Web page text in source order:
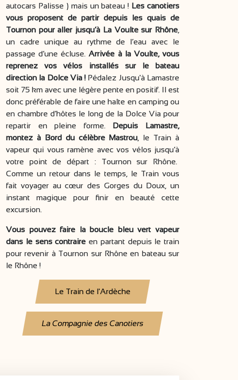
autocars Palisse ) mais un bateau ! Les canotiers
vous proposent de partir depuis les quais de
Tournon pour aller jusqu’à La Voulte sur Rhône
un cadre unique au rythme de l’eau avec le
passage d’une écluse.Arrivée à la Voulte, vous
reprenez vos vélos installés sur le bateau
direction la Dolce Via ! Pédalez Jusqu'à Lamastre
soit 75 km avec une légère pente en positif. Il est
donc préférable de faire une halte en camping ou
en chambre d’hôtes le long de la Dolce Via pour
repartir en pleine forme. Depuis Lamastre,
montez à Bord du célèbre Mastrou , le Train à
vapeur qui vous ramène avec vos vélos jusqu’à
votre point de départ : Tournon sur Rhône.
Comme un retour dans le temps, le Train vous
fait voyager au cœur des Gorges du Doux, un
instant magique pour finir en beauté cette
excursion.
Vous pouvez faire la boucle bleu vert vapeur
dans le sens contraire en partant depuis le train
pour revenir à Tournon sur Rhône en bateau sur
le Rhône !
Le Train de l'Ardèche
La Compagnie des Canotiers